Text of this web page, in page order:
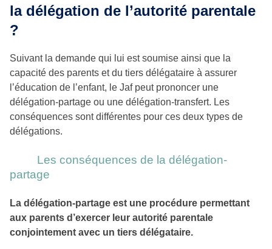
la délégation de l’autorité parentale
?
Suivant la demande qui lui est soumise ainsi que la
capacité des parents et du tiers délégataire à assurer
l’éducation de l’enfant, le Jaf peut prononcer une
délégation-partage ou une délégation-transfert. Les
conséquences sont différentes pour ces deux types de
délégations.
Les conséquences de la délégation-
partage
La délégation-partage est une procédure permettant
aux parents d’exercer leur autorité parentale
conjointement avec un tiers délégataire.